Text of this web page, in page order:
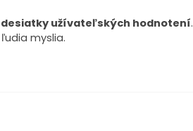
desiatky užívateľských hodnotení.
myslia.